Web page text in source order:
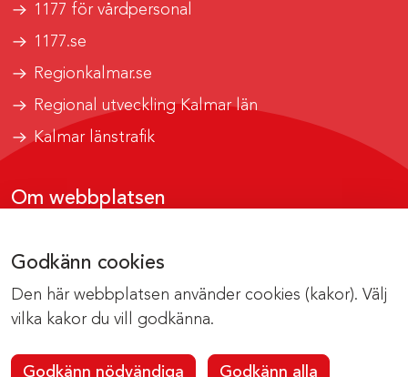
Godkänn cookies
Den här webbplatsen använder cookies (kakor). Välj
vilka kakor du vill godkänna.
Godkänn nödvändiga Godkänn alla
1177 för vårdpersonal
1177.se
Regionkalmar.se
Regional utveckling Kalmar län
Kalmar länstrafik
Om webbplatsen
Om cookies
Kontakta webbredaktionen